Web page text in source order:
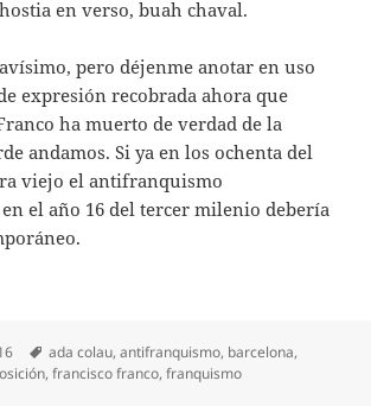
en verso, buah chaval.
pero déjenme anotar en uso
expresión recobrada ahora que
ha muerto de verdad de la
andamos. Si ya en los ochenta del
viejo el antifranquismo
el año 16 del tercer milenio debería
Etiquetas
ada colau,antifranquismo, barcelona,
,francisco franco,franquismo
Franco ha vuelto a morir